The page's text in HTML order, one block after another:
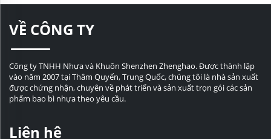
VỀ CÔNG TY
Công ty TNHH Nhựa và Khuôn Shenzhen Zhenghao. Được thành lập
vào năm 2007 tại Thâm Quyến, Trung Quốc, chúng tôi là nhà sản xuất
được chứng nhận, chuyên về phát triển và sản xuất trọn gói các sản
phẩm bao bì nhựa theo yêu cầu.
Liên hệ